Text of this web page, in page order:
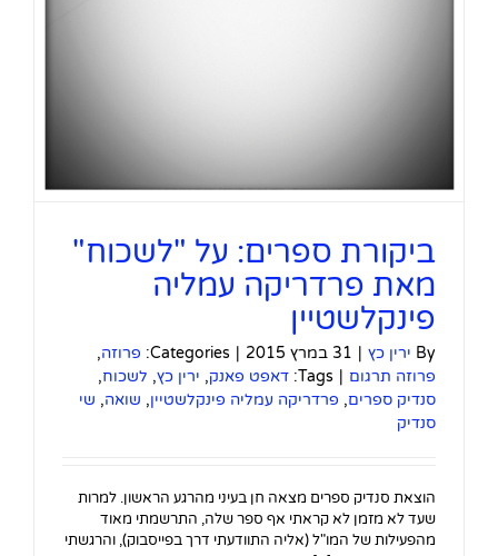
ביקורת ספרים: על "לשכוח"
מאת פרדריקה עמליה
פינקלשטיין
By ירין כץ | 31 במרץ 2015 |
Categories: פרוזה,
פרוזה תרגום |
Tags: דאפט פאנק, ירין כץ, לשכוח,
סנדיק ספרים, פרדריקה עמליה פינקלשטיין, שואה, שי
סנדיק
הוצאת סנדיק ספרים מצאה חן בעיני מהרגע הראשון. למרות
שעד לא מזמן לא קראתי אף ספר שלה, התרשמתי מאוד
מהפעילות של המו"ל (אליה התוודעתי דרך בפייסבוק), והרגשתי